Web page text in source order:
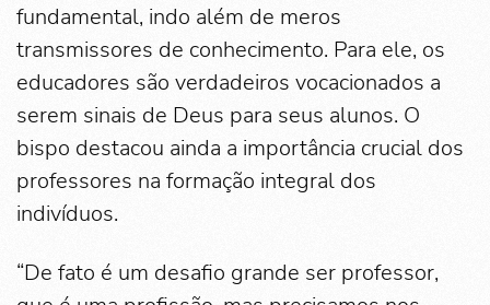
fundamental, indo além de meros
transmissores de conhecimento. Para ele, os
educadores são verdadeiros vocacionados a
serem sinais de Deus para seus alunos. O
bispo destacou ainda a importância crucial dos
professores na formação integral dos
indivíduos.
“De fato é um desafio grande ser professor,